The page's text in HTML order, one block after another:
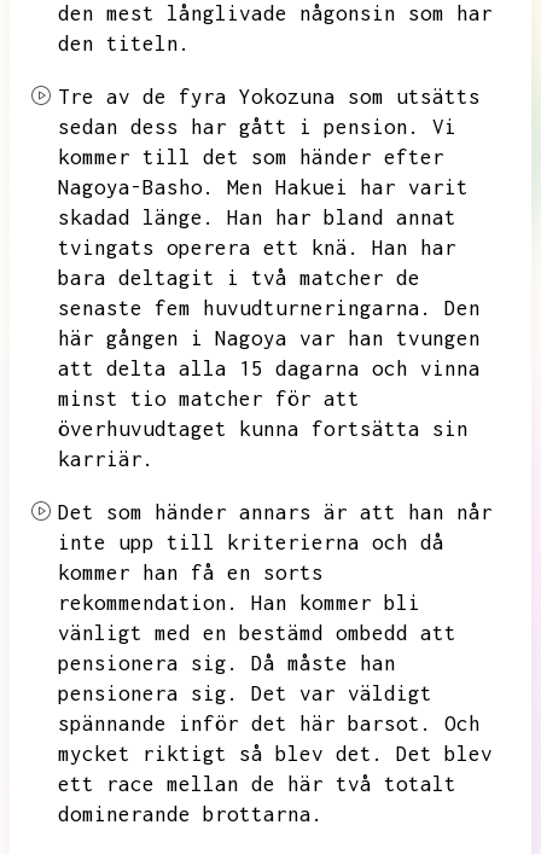
den mest långlivade någonsin som har
den titeln.
Tre av de fyra Yokozuna som utsätts
sedan dess har gått i pension.
Vi
kommer till det som händer efter
Nagoya-Basho.
Men Hakuei har varit
skadad länge.
Han har bland annat
tvingats operera ett knä.
Han har
bara deltagit i två matcher de
senaste fem huvudturneringarna.
Den
här gången i Nagoya var han tvungen
att delta alla 15 dagarna och vinna
minst tio matcher för att
överhuvudtaget kunna fortsätta sin
karriär.
Det som händer annars är att han når
inte upp till kriterierna och då
kommer han få en sorts
rekommendation.
Han kommer bli
vänligt med en bestämd ombedd att
pensionera sig.
Då måste han
pensionera sig.
Det var väldigt
spännande inför det här barsot.
Och
mycket riktigt så blev det.
Det blev
ett race mellan de här två totalt
dominerande brottarna.